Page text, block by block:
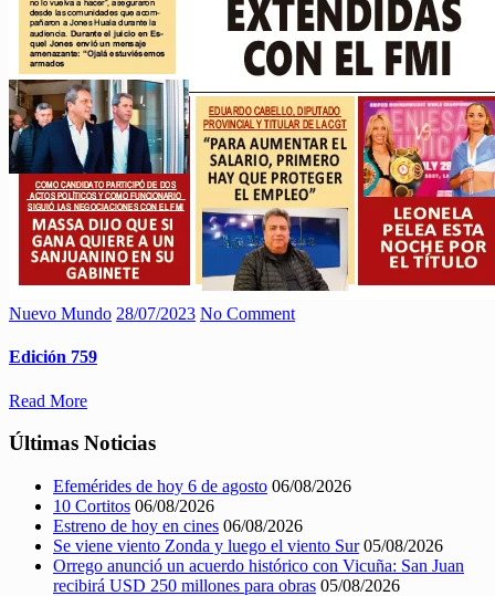
Nuevo Mundo 28/07/2023 No Comment
Edición 759
Read More
Últimas Noticias
Efemérides de hoy 6 de agosto 06/08/2026
10 Cortitos 06/08/2026
Estreno de hoy en cines 06/08/2026
Se viene viento Zonda y luego el viento Sur 05/08/2026
Orrego anunció un acuerdo histórico con Vicuña: San Juan
recibirá USD 250 millones para obras 05/08/2026